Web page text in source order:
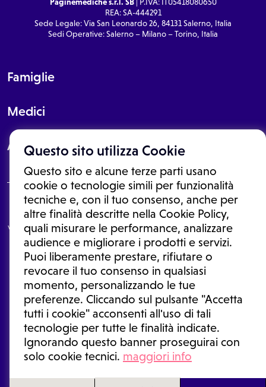
Questo sito utilizza Cookie
Questo sito e alcune terze parti usano
cookie o tecnologie simili per funzionalità
tecniche e, con il tuo consenso, anche per
altre finalità descritte nella Cookie Policy,
quali misurare le performance, analizzare
audience e migliorare i prodotti e servizi.
Puoi liberamente prestare, rifiutare o
revocare il tuo consenso in qualsiasi
momento, personalizzando le tue
preferenze. Cliccando sul pulsante "Accetta
tutti i cookie" acconsenti all'uso di tali
tecnologie per tutte le finalità indicate.
Ignorando questo banner proseguirai con
solo cookie tecnici. maggiori info
REA: SA-444291
Sede Legale: Via San Leonardo 26, 84131 Salerno, Italia
Sedi Operative: Salerno – Milano – Torino, Italia
Famiglie
Medici
About
Le informazioni proposte in questo sito non sono un consulto medico.
In nessun caso, queste informazioni sostituiscono un consulto, una
visita o una diagnosi formulata dal medico. Non si devono considerare
le informazioni disponibili come suggerimenti per la formulazione di
una diagnosi, la determinazione di un trattamento o l'assunzione o
sospensione di un farmaco senza prima consultare un medico di
medicina generale o uno specialista.
Condizioni di utilizzo|Privacy Policy |Gestione cookie
Ⓒ 2026 | Tutti i diritti riservati.